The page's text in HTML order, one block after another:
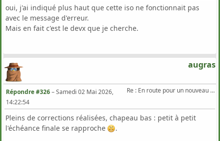
oui, j'ai indiqué plus haut que cette iso ne fonctionnait pas
avec le message d'erreur.
Mais en fait c'est le devx que je cherche.
augras
Re : En route pour un nouveau Triton .
Répondre #326–Samedi 02 Mai 2026,
14:22:54
Pleins de corrections réalisées, chapeau bas : petit à petit
l'échéance finale se rapproche
.